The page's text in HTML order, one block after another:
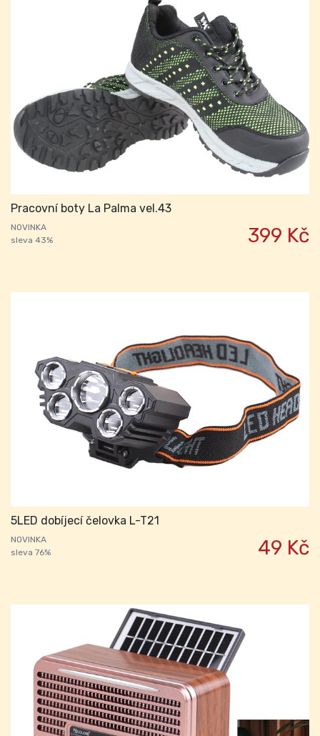
Pracovní boty La Palma vel.43
NOVINKA
sleva 43%
399 Kč
5LED dobíjecí čelovka L-T21
NOVINKA
sleva 76%
49 Kč